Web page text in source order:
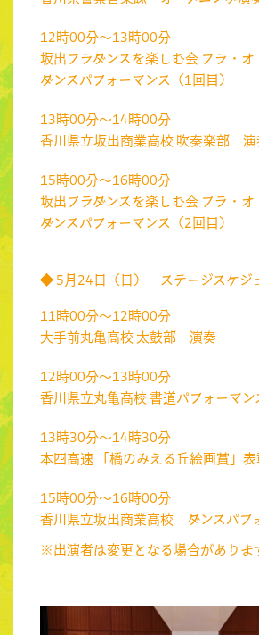
12時00分～13時00分
坂出フラダンスを楽しむ会 フラ・オ
ダンスパフォーマンス（1回目）
13時00分～14時00分
香川県立坂出商業高校 吹奏楽部 演
15時00分～16時00分
坂出フラダンスを楽しむ会 フラ・オ
ダンスパフォーマンス（2回目）
◆ 5月24日（日） ステージスケジ
11時00分～12時00分
大手前丸亀高校 太鼓部 演奏
12時00分～13時00分
香川県立丸亀高校 書道パフォーマン
13時30分～14時30分
本四高速 「橋のみえる丘絵画賞」表
15時00分～16時00分
香川県立坂出商業高校 ダンスパフ
※出演者は変更となる場合がありま